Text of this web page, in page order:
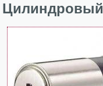
Цилиндровый